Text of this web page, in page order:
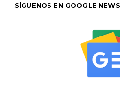
SÍGUENOS EN GOOGLE NEWS